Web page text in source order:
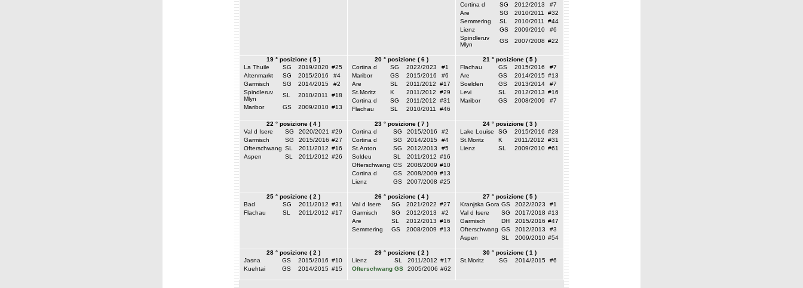
Cortina d
SG 2012/2013
#7
Are
SG 2010/2011
#32
Semmering
SL 2010/2011
#44
Lienz
GS 2009/2010
#6
Spindleruv
Mlyn
GS 2007/2008 #22
19 ° posizione ( 5 )
La Thuile
SG 2019/2020 #25
Altenmarkt
SG 2015/2016
#4
Garmisch
SG 2014/2015
#2
Spindleruv
Mlyn
SL 2010/2011
#18
Maribor
GS 2009/2010 #13
20 ° posizione ( 6 )
Cortina d
SG 2022/2023
#1
Maribor
GS 2015/2016
#6
Are
SL 2011/2012
#17
St.Moritz
K 2011/2012
#29
Cortina d
SG 2011/2012
#31
Flachau
SL 2010/2011 #46
21 ° posizione ( 5 )
Flachau
GS 2015/2016
#7
Are
GS 2014/2015 #13
Soelden
GS 2013/2014
#7
Levi
SL 2012/2013 #16
Maribor
GS 2008/2009 #7
22 ° posizione ( 4 )
Val d Isere
SG 2020/2021 #29
Garmisch
SG 2015/2016 #27
Ofterschwang SL 2011/2012 #16
Aspen
SL 2011/2012 #26
23 ° posizione ( 7 )
Cortina d
SG 2015/2016
#2
Cortina d
SG 2014/2015
#4
St.Anton
SG 2012/2013
#5
Soldeu
SL 2011/2012 #16
Ofterschwang GS 2008/2009 #10
Cortina d
GS 2008/2009 #13
Lienz
GS 2007/2008 #25
24 ° posizione ( 3 )
Lake Louise
SG 2015/2016 #28
St.Moritz
K 2011/2012
#31
Lienz
SL 2009/2010 #61
25 ° posizione ( 2 )
Bad
SG 2011/2012 #31
Flachau
SL 2011/2012 #17
26 ° posizione ( 4 )
Val d Isere
SG 2021/2022 #27
Garmisch
SG 2012/2013
#2
Are
SL 2012/2013 #16
Semmering
GS 2008/2009 #13
27 ° posizione ( 5 )
Kranjska Gora GS 2022/2023
#1
Val d Isere
SG 2017/2018 #13
Garmisch
DH 2015/2016 #47
Ofterschwang GS 2012/2013
#3
Aspen
SL 2009/2010 #54
28 ° posizione ( 2 )
Jasna
GS 2015/2016 #10
Kuehtai
GS 2014/2015 #15
29 ° posizione ( 2 )
Lienz
SL 2011/2012 #17
Ofterschwang GS 2005/2006 #62
30 ° posizione ( 1 )
St.Moritz
SG 2014/2015 #6